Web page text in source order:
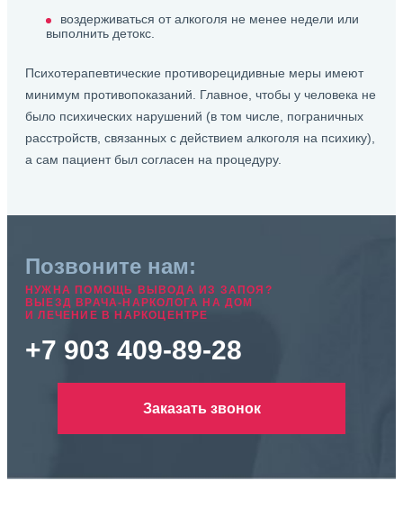
воздерживаться от алкоголя не менее недели или
выполнить детокс.
Психотерапевтические противорецидивные меры имеют
минимум противопоказаний. Главное, чтобы у человека не
было психических нарушений (в том числе, пограничных
расстройств, связанных с действием алкоголя на психику),
а сам пациент был согласен на процедуру.
Позвоните нам:
НУЖНА ПОМОЩЬ ВЫВОДА ИЗ ЗАПОЯ?
ВЫЕЗД ВРАЧА-НАРКОЛОГА НА ДОМ
И ЛЕЧЕНИЕ В НАРКОЦЕНТРЕ
+7 903 409-89-28
Заказать звонок